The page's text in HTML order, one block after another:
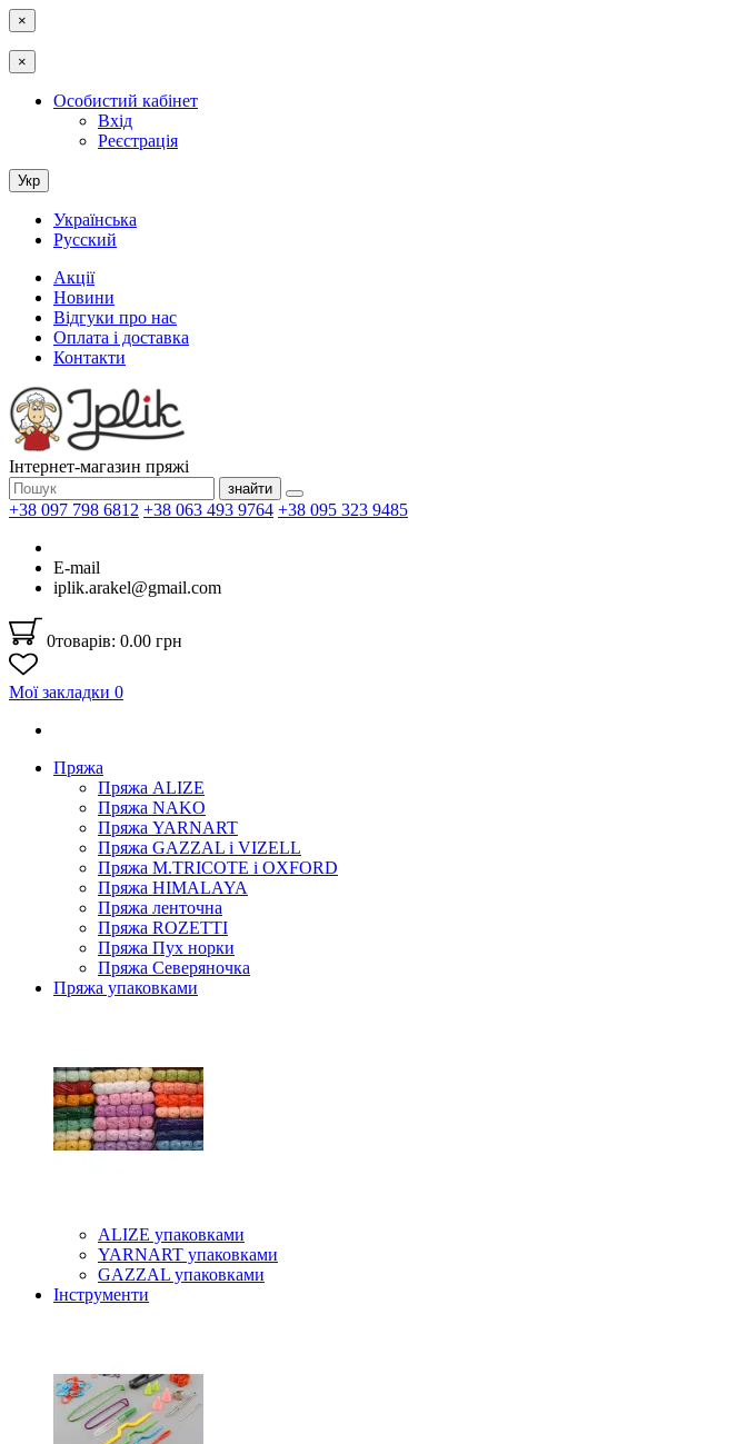
×
×
Особистий кабінет
Вхід
Реєстрація
Укр
Українська
Русский
Акції
Новини
Відгуки про нас
Оплата і доставка
Контакти
Інтернет-магазин пряжі
знайти
+38 097 798 6812 +38 063 493 9764 +38 095 323 9485
E-mail
iplik.arakel@gmail.com
0товарів: 0.00 грн
Мої закладки 0
Пряжа
Пряжа ALIZE
Пряжа NAKO
Пряжа YARNART
Пряжа GAZZAL і VIZELL
Пряжа M.TRICOTE і OXFORD
Пряжа HIMALAYA
Пряжа ленточна
Пряжа ROZETTI
Пряжа Пух норки
Пряжа Северяночка
Пряжа упаковками
ALIZE упаковками
YARNART упаковками
GAZZAL упаковками
Інструменти